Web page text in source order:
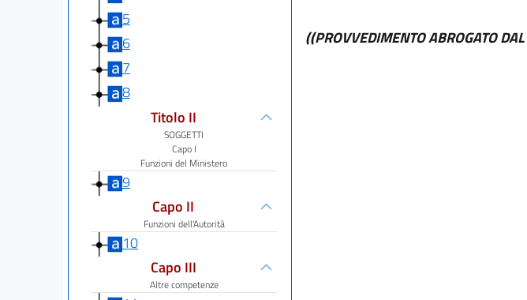
5
6
7
8
Titolo II
SOGGETTI
Capo I
Funzioni del Ministero
9
Capo II
Funzioni dell'Autorità
10
Capo III
Altre competenze
((PROVVEDIMENTO ABROGATO DAL